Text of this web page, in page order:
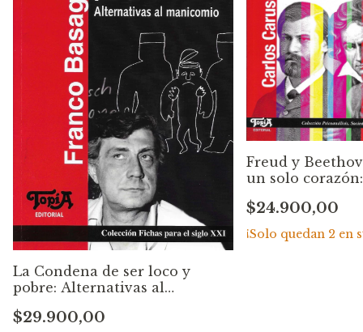
La Condena de ser loco y
pobre: Alternativas al
$29.900,00
Freud y
un solo
Carlos Caruso
$24.900,00
¡Solo quedan 2 en